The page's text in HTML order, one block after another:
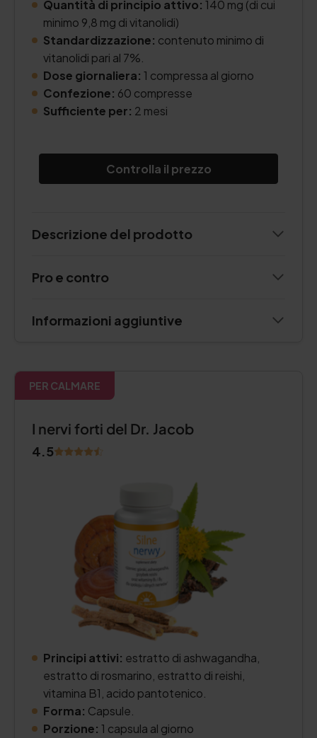
Quantità di principio attivo: 140 mg (di cui
minimo 9,8 mg di vitanolidi)
Standardizzazione: contenuto minimo di
vitanolidi pari al 7%.
Dose giornaliera: 1 compressa al giorno
Confezione: 60 compresse
Sufficiente per: 2 mesi
Controlla il prezzo
Descrizione del prodotto
Pro e contro
Informazioni aggiuntive
PER CALMARE
I nervi forti del Dr. Jacob
4.5
Principi attivi: estratto di ashwagandha,
estratto di rosmarino, estratto di reishi,
vitamina B1, acido pantotenico.
Forma: Capsule.
Porzione: 1 capsula al giorno